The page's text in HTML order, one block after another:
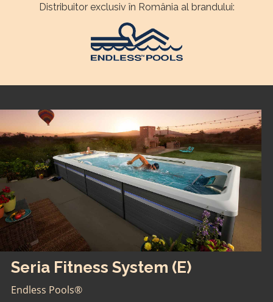
Distribuitor exclusiv în România al brandului:
Seria Fitness System (E)
Endless Pools®